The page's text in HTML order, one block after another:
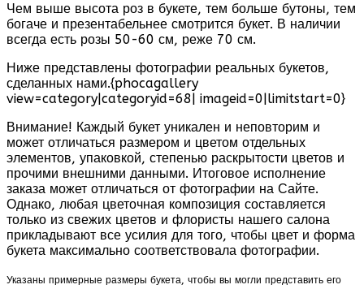
Чем выше высота роз в букете, тем больше бутоны, тем
богаче и презентабельнее смотрится букет. В наличии
всегда есть розы 50-60 см, реже 70 см.
Ниже представлены фотографии реальных букетов,
сделанных нами.{phocagallery
view=category|categoryid=68| imageid=0|limitstart=0}
Внимание! Каждый букет уникален и неповторим и
может отличаться размером и цветом отдельных
элементов, упаковкой, степенью раскрытости цветов и
прочими внешними данными. Итоговое исполнение
заказа может отличаться от фотографии на Сайте.
Однако, любая цветочная композиция составляется
только из свежих цветов и флористы нашего салона
прикладывают все усилия для того, чтобы цвет и форма
букета максимально соответствовала фотографии.
Указаны примерные размеры букета, чтобы вы могли представить его